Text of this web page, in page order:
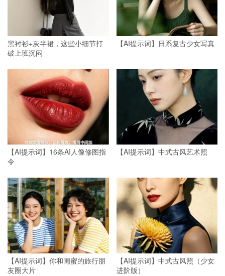
黑衬衫+灰半裙，这些小细节打
破上班沉闷
【AI提示词】日系复古少女写真
【AI提示词】16条AI人像修图指
令
【AI提示词】中式古风艺术照
【AI提示词】你和闺蜜的旅行朋
友圈大片
【AI提示词】中式古风照（少女
进阶版）